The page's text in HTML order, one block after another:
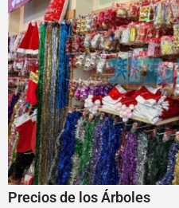
Precios de los Árboles